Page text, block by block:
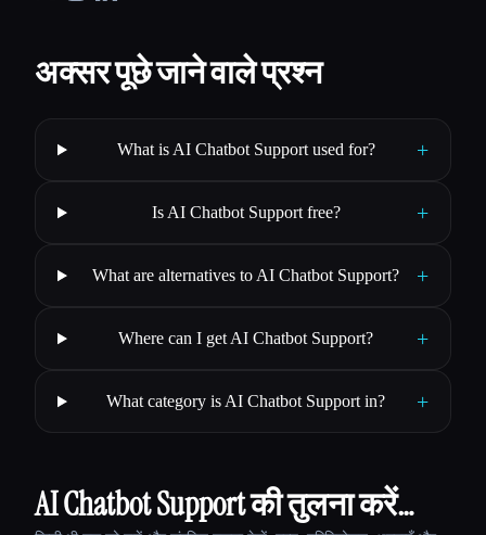
अक्सर पूछे जाने वाले प्रश्न
What is AI Chatbot Support used for? +
Is AI Chatbot Support free? +
What are alternatives to AI Chatbot Support? +
Where can I get AI Chatbot Support? +
What category is AI Chatbot Support in? +
AI Chatbot Support की तुलना करें…